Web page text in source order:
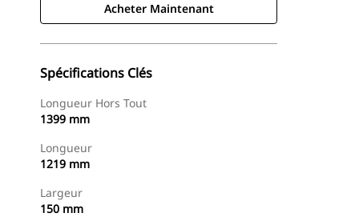
Acheter Maintenant
Spécifications Clés
Longueur Hors Tout
1399 mm
Longueur
1219 mm
Largeur
150 mm